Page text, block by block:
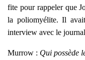
fite pour rap­pe­ler que
la polio­myé­lite. Il
inter­view avec le
Mur­row : Qui pos­sède